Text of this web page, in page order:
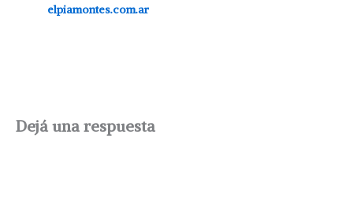
elpiamontes.com.ar
Dejá una respuesta